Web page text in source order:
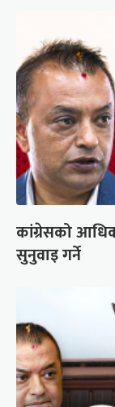
कांग्रेसको
सुनुवाइ गर्ने